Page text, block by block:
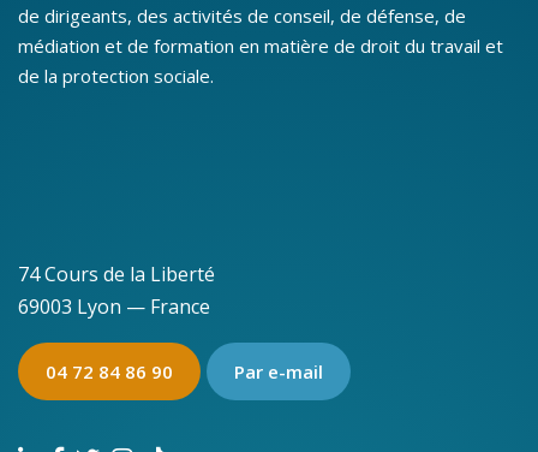
de dirigeants, des activités de conseil, de défense, de
médiation et de formation en matière de droit du travail et
de la protection sociale.
74 Cours de la Liberté
69003 Lyon — France
04 72 84 86 90 Par e-mail